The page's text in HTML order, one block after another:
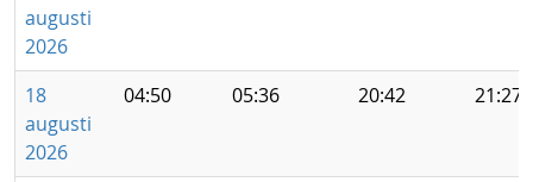
augusti
2026
18
augusti
2026
04:50 05:36 20:42 21:27